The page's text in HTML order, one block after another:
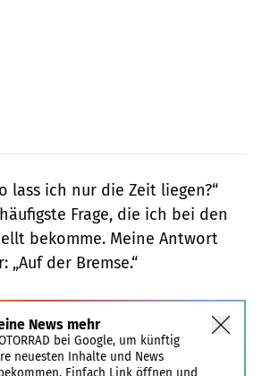
lass ich nur die Zeit liegen?“
Frage, die ich bei den
bekomme. Meine Antwort
der Bremse.“
News mehr
bei Google, um künftig
neuesten Inhalte und News
Einfach Link öffnen und